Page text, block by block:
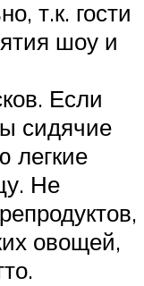
т.к. гости
шоу и
Если
сидячие
легкие
Не
овощей,